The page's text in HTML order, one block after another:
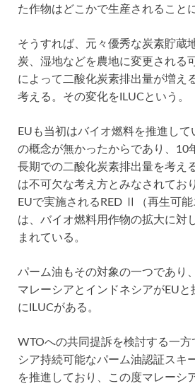
た作物はどこかで生産されること
そうすれば、元々優秀な炭素貯蔵
炭、湿地などを農地に変更される
によって二酸化炭素排出量が増え
考える。その変化をILUCという。
EUも当初はバイオ燃料を推進して
の概念が無かったからであり、10
長期での二酸化炭素排出量を考え
は不可欠な考え方とみなされてお
EUで実施されるRED Ⅱ（再生可
は、バイオ燃料用作物の拡大に対
まれている。
パーム油もその対象の一つであり
マレーシアとインドネシアがEU
にILUCがある。
WTOへの共同提訴を検討する一方
シア持続可能なパーム油認証スキ
を推進しており、この度マレーシ